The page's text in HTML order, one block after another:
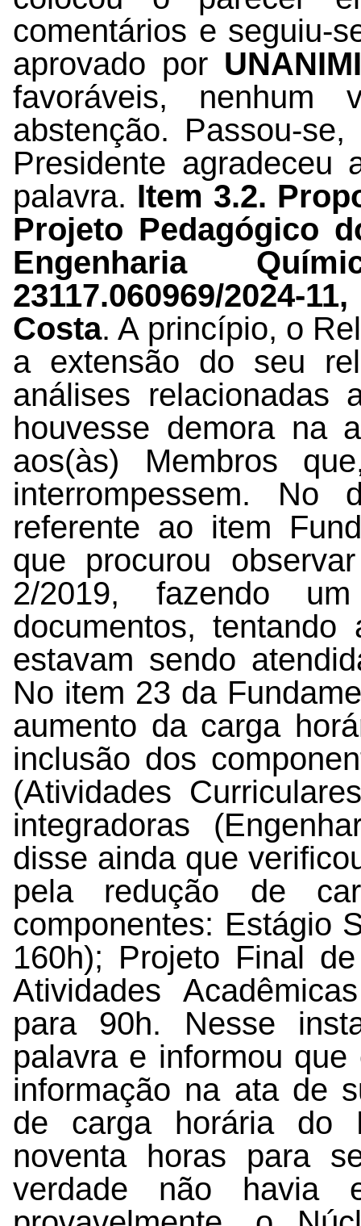
comentários e seguiu-
aprovado por
favoráveis, nenhum
abstenção. Passou-
Presidente agradeceu
palavra. Item 3.2.
Projeto Pedagógico
Engenharia
23117.060969/2024-11,
Costa. A princípio, o
a extensão do seu
análises
houvesse demora na
aos(às) Membros
interrompessem. No
referente ao item
que procurou
2/2019, fazendo
documentos,
estavam sendo
No item 23 da
aumento da carga
inclusão dos
(Atividades
integradoras
disse ainda que
pela redução de
componentes: Estágio
160h); Projeto Final
Atividades
para 90h. Nesse
palavra e informou
informação na ata de
de carga horária do
noventa horas para
verdade não havia